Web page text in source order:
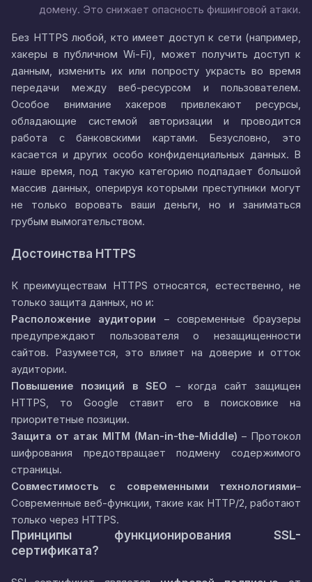
домену. Это снижает опасность фишинговой атаки.
Без HTTPS любой, кто имеет доступ к сети (например,
хакеры в публичном Wi-Fi), может получить доступ к
данным, изменить их или попросту украсть во время
передачи между веб-ресурсом и пользователем.
Особое внимание хакеров привлекают ресурсы,
обладающие системой авторизации и проводится
работа с банковскими картами. Безусловно, это
касается и других особо конфиденциальных данных. В
наше время, под такую категорию подпадает большой
массив данных, оперируя которыми преступники могут
не только воровать ваши деньги, но и заниматься
грубым вымогательством.
Достоинства HTTPS
К преимуществам HTTPS относятся, естественно, не
только защита данных, но и:
Расположение аудитории – современные браузеры
предупреждают пользователя о незащищенности
сайтов. Разумеется, это влияет на доверие и отток
аудитории.
Повышение позиций в SEO – когда сайт защищен
HTTPS, то Google ставит его в поисковике на
приоритетные позиции.
Защита от атак MITM (Man-in-the-Middle) – Протокол
шифрования предотвращает подмену содержимого
страницы.
Совместимость с современными технологиями–
Современные веб-функции, такие как HTTP/2, работают
только через HTTPS.
Принципы функционирования SSL-
сертификата?